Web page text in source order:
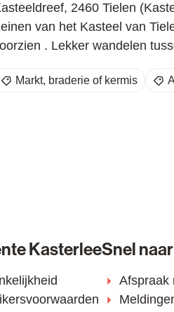
, 2460 Tielen
van het Kasteel van
. Lekker wandelen
Markt, braderie of kermis
KasterleeSnel naar
Afspraak